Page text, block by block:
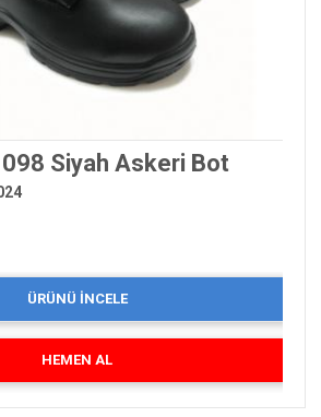
Siyah Askeri Bot
ÜRÜNÜ İNCELE
HEMEN AL